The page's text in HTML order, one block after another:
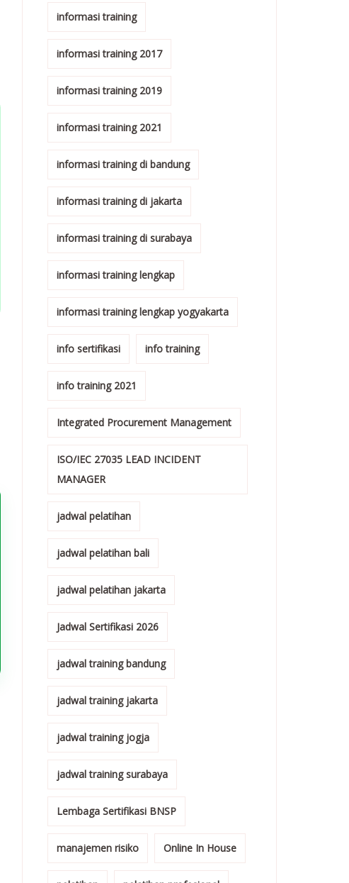
informasi training
informasi training 2017
informasi training 2019
informasi training 2021
informasi training di bandung
informasi training di jakarta
informasi training di surabaya
informasi training lengkap
informasi training lengkap yogyakarta
info sertifikasi info training
info training 2021
Integrated Procurement Management
ISO/IEC 27035 LEAD INCIDENT
MANAGER
jadwal pelatihan
jadwal pelatihan bali
jadwal pelatihan jakarta
Jadwal Sertifikasi 2026
jadwal training bandung
jadwal training jakarta
jadwal training jogja
jadwal training surabaya
Lembaga Sertifikasi BNSP
manajemen risiko Online In House